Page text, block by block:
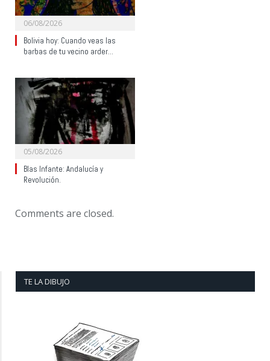
06/08/2026
Bolivia hoy: Cuando veas las
barbas de tu vecino arder…
05/08/2026
Blas Infante: Andalucía y
Revolución.
Comments are closed.
TE LA DIBUJO